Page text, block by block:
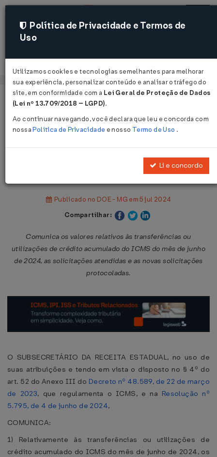
Acessar
Página Inicial
Legislações
Comunicado SRE Nº 7 DE
Publicado no DOE - MG em 5 jul 2024
Compartilhar:
Comunica os valores relativos às transferências ou
utilizações de crédito acumulado do ICMS do mês de junho
de 2024, as solicitações atendidas e as novas solicitações
protocoladas.
O SUBSECRETÁRIO DA RECEITA ESTADUAL, no uso de
suas atribuições e tendo em vista o disposto no § 4º do
art. 52 do Anexo III do Decreto nº 48.589, de 22 de março
de 2023, que regulamenta o ICMS, e na Resolução nº
5.795, de 4 de junho de 2024,
COMUNICA:
1) Relativamente às transferências ou utilizações de
crédito acumulado do ICMS do mês de junho de 2024, os
Política de Privacidade e Termos de
Uso
Utilizamos cookies e tecnologias semelhantes para melhorar
sua experiência, personalizar conteúdo e analisar o tráfego do
site, em conformidade com a Lei Geral de Proteção de Dados
(Lei nº 13.709/2018 – LGPD).
Ao continuar navegando, você declara que leu e concorda com
nossaPolítica de Privacidade e nosso Termo de Uso .
Li e concordo